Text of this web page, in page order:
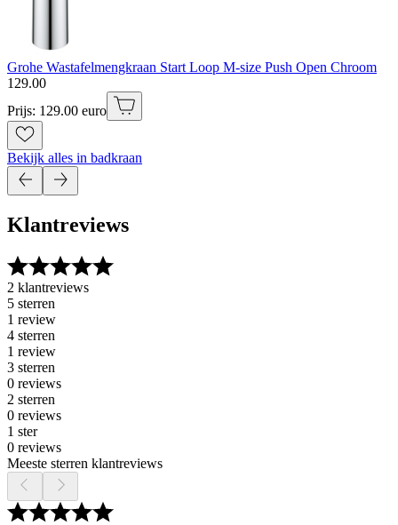
Grohe Wastafelmengkraan Start Loop M-size Push Open Chroom
129.00
Prijs: 129.00 euro
Bekijk alles in badkraan
Klantreviews
2 klantreviews
5 sterren
1 review
4 sterren
1 review
3 sterren
0 reviews
2 sterren
0 reviews
1 ster
0 reviews
Meeste sterren klantreviews